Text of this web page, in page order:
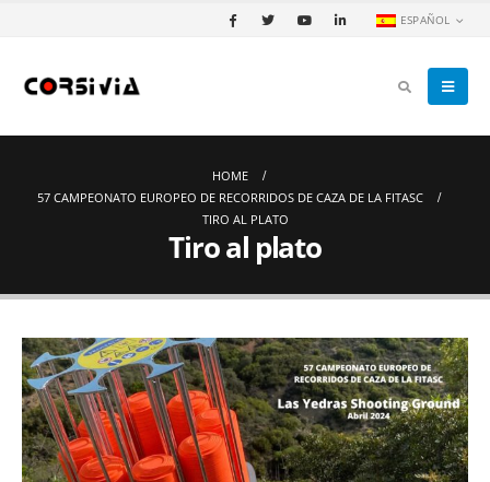
ESPAÑOL
HOME
57 CAMPEONATO EUROPEO DE RECORRIDOS DE CAZA DE LA FITASC
TIRO AL PLATO
Tiro al plato